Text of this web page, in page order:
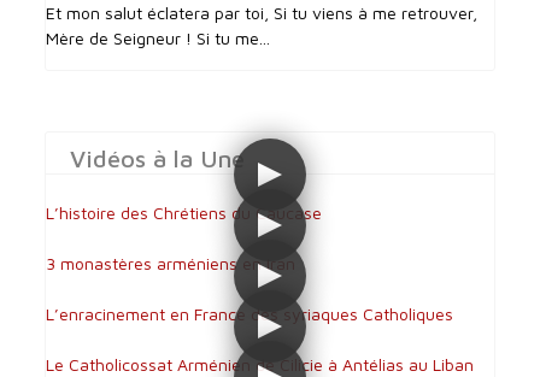
Et mon salut éclatera par toi, Si tu viens à me retrouver,
Mère de Seigneur ! Si tu me...
Vidéos à la Une
L’histoire des Chrétiens du Caucase
3 monastères arméniens en Iran
L’enracinement en France des syriaques Catholiques
Le Catholicossat Arménien de Cilicie à Antélias au Liban